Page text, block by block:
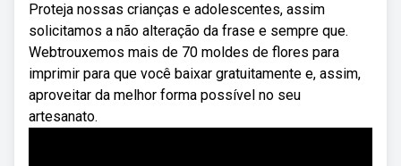
Proteja nossas crianças e adolescentes, assim
solicitamos a não alteração da frase e sempre que.
Webtrouxemos mais de 70 moldes de flores para
imprimir para que você baixar gratuitamente e, assim,
aproveitar da melhor forma possível no seu
artesanato.